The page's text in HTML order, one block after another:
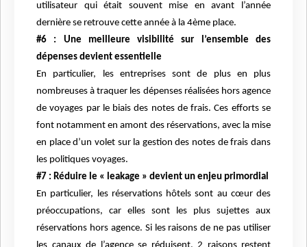
utilisateur qui était souvent mise en avant l’année
dernière se retrouve cette année à la 4ème place.
#6 : Une meilleure visibilité sur l’ensemble des
dépenses devient essentielle
En particulier, les entreprises sont de plus en plus
nombreuses à traquer les dépenses réalisées hors agence
de voyages par le biais des notes de frais. Ces efforts se
font notamment en amont des réservations, avec la mise
en place d’un volet sur la gestion des notes de frais dans
les politiques voyages.
#7 : Réduire le « leakage » devient un enjeu primordial
En particulier, les réservations hôtels sont au cœur des
préoccupations, car elles sont les plus sujettes aux
réservations hors agence. Si les raisons de ne pas utiliser